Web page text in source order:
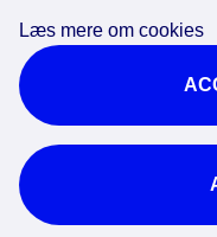
Cookies
Brug af kunstig
Læs mere om cookies